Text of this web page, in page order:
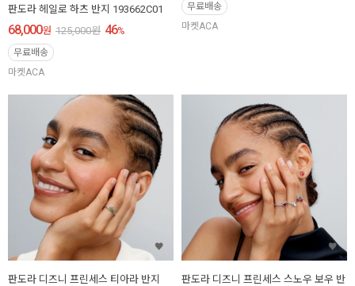
판도라 헤일로 하츠 반지 193662C01
68,000원 125,000원 46%
무료배송
마켓ACA
무료배송
마켓ACA
판도라 디즈니 프린세스 티아라 반지 판도라 디즈니 프린세스 스노우 보우 반